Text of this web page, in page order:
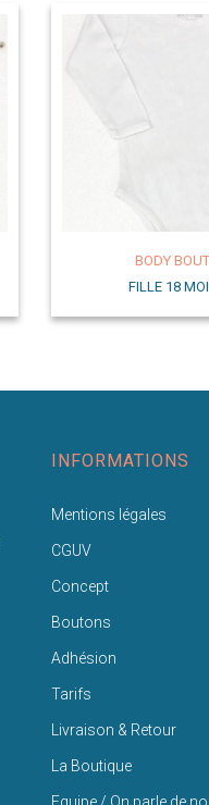
BODY
FILLE 18
INFORMATIONS
Mentions légales
CGUV
Concept
Boutons
Adhésion
Tarifs
Livraison & Retour
La Boutique